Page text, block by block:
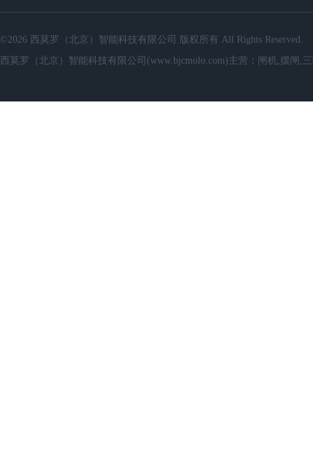
©2026 西莫罗（北京）智能科技有限公司 版权所有 All Rights Reserved.
西莫罗（北京）智能科技有限公司(www.bjcmolo.com)主营：闸机,摆闸,